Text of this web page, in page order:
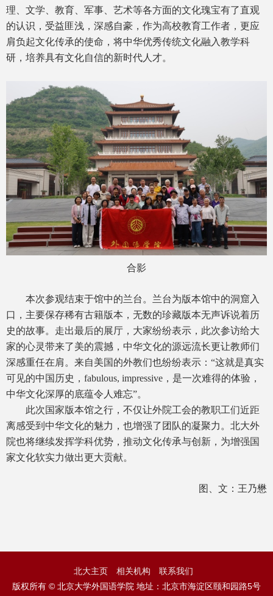
理、文学、教育、军事、艺术等各方面的文化瑰宝有了直观
的认识，受益匪浅，深感自豪，作为高校教育工作者，更应
肩负起文化传承的使命，将中华优秀传统文化融入教学科
研，培养具有文化自信的新时代人才。
合影
本次参观结束于馆中的兰台。兰台为版本馆中的洞窟入
口，主要保存稀有古籍版本，无数的珍藏版本无声诉说着历
史的故事。走出最后的展厅，大家纷纷表示，此次参访给大
家的心灵带来了美的震撼，中华文化的源远流长更让教师们
深感重任在肩。来自美国的外教们也纷纷表示：“这就是真实
可见的中国历史，fabulous, impressive，是一次难得的体验，
中华文化深厚的底蕴令人难忘”。
此次国家版本馆之行，不仅让外院工会的教职工们近距
离感受到中华文化的魅力，也增强了团队的凝聚力。北大外
院也将继续发挥学科优势，推动文化传承与创新，为增强国
家文化软实力做出更大贡献。
图、文：王乃懋
北大主页 相关机构
联系我们
版权所有 © 北京大学外国语学院 地址：北京市海淀区颐和园路5号